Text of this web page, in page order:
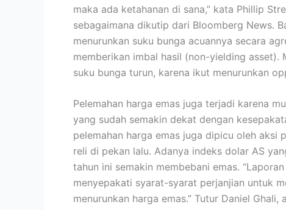
maka ada ketahanan di sana,” kata Phillip
sebagaimana dikutip dari Bloomberg News.
menurunkan suku bunga acuannya secara
memberikan imbal hasil (non-yielding asset).
suku bunga turun, karena ikut menurunkan
Pelemahan harga emas juga terjadi karena
yang sudah semakin dekat dengan
pelemahan harga emas juga dipicu oleh
reli di pekan lalu. Adanya indeks dolar AS
tahun ini semakin membebani emas.
menyepakati syarat-syarat perjanjian untuk
menurunkan harga emas.” Tutur Daniel